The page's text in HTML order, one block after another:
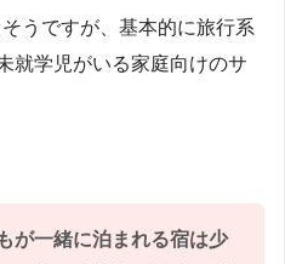
そうですが、基本的に旅行系
就学児がいる家庭向けのサ
が一緒に泊まれる宿は少